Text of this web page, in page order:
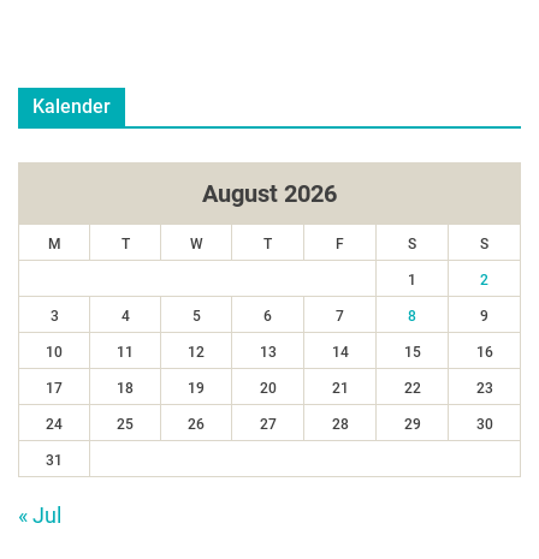
Kalender
August 2026
M T W T F S S
1 2
3 4 5 6 7 8 9
10 11 12 13 14 15 16
17 18 19 20 21 22 23
24 25 26 27 28 29 30
31
« Jul